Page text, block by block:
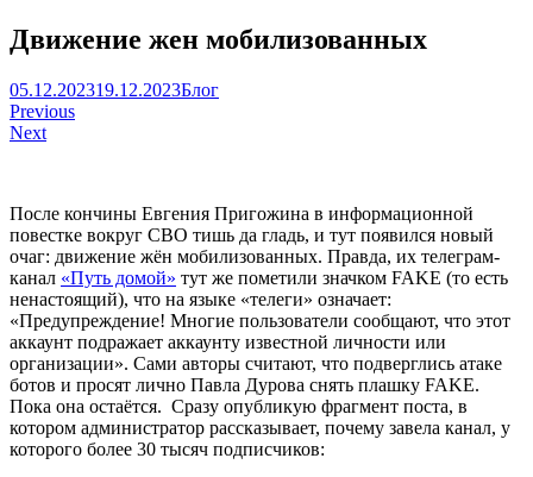
Движение жен мобилизованных
Артем
Краснов
05.12.202319.12.2023Блог
Навигация
по
Previous
Next
После кончины Евгения Пригожина в информационной
повестке вокруг СВО тишь да гладь, и тут появился новый
очаг: движение жён мобилизованных. Правда, их телеграм-
канал «Путь домой» тут же пометили значком FAKE (то есть
ненастоящий), что на языке «телеги» означает:
«Предупреждение! Многие пользователи сообщают, что этот
аккаунт подражает аккаунту известной личности или
организации». Сами авторы считают, что подверглись атаке
ботов и просят лично Павла Дурова снять плашку FAKE.
Пока она остаётся. Сразу опубликую фрагмент поста, в
котором администратор рассказывает, почему завела канал, у
которого более 30 тысяч подписчиков: